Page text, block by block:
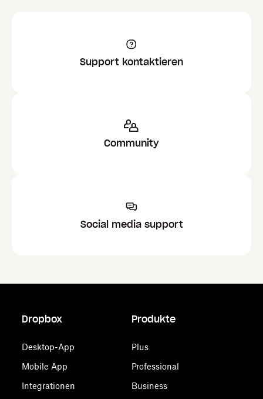
Support kontaktieren
Community
Social media support
Dropbox
Desktop-App
Mobile App
Integrationen
Produkte
Plus
Professional
Business